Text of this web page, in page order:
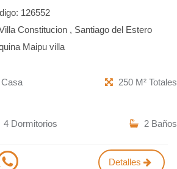
126552
Constitucion , Santiago del Estero
Maipu villa
Casa 250 M² Totales
4 Dormitorios 2 Baños
Detalles